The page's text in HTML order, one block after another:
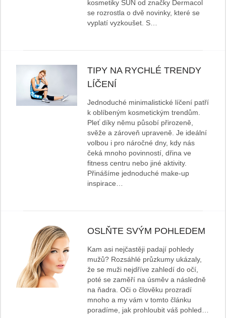
kosmetiky SUN od značky Dermacol
se rozrostla o dvě novinky, které se
vyplatí vyzkoušet. S…
TIPY NA RYCHLÉ TRENDY
LÍČENÍ
Jednoduché minimalistické líčení patří
k oblíbeným kosmetickým trendům.
Pleť díky němu působí přirozeně,
svěže a zároveň upraveně. Je ideální
volbou i pro náročné dny, kdy nás
čeká mnoho povinností, dřina ve
fitness centru nebo jiné aktivity.
Přinášíme jednoduché make-up
inspirace…
OSLŇTE SVÝM POHLEDEM
Kam asi nejčastěji padají pohledy
mužů? Rozsáhlé průzkumy ukázaly,
že se muži nejdříve zahledí do očí,
poté se zaměří na úsměv a následně
na ňadra. Oči o člověku prozradí
mnoho a my vám v tomto článku
poradíme, jak prohloubit váš pohled…